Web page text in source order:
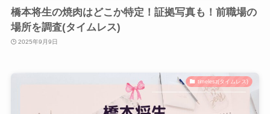
橋本将生の焼肉はどこか特定！証拠写真も！前職場の
場所を調査(タイムレス)
2025年9月9日
timelesz(タイムレス)